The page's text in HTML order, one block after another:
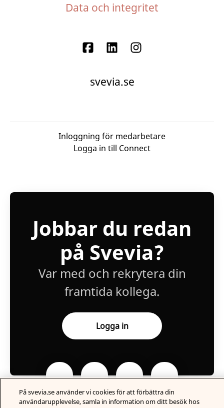
Data och integritet
svevia.se
Inloggning för medarbetare
Logga in till Connect
Jobbar du redan
på Svevia?
Var med och rekrytera din
framtida kollega.
Logga in
På svevia.se använder vi cookies för att förbättra din
användarupplevelse, samla in information om ditt besök hos